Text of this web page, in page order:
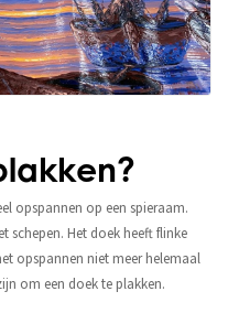
opspannen op een spieraam.
schepen. Het doek heeft flinke
opspannen niet meer helemaal
om een doek te plakken.